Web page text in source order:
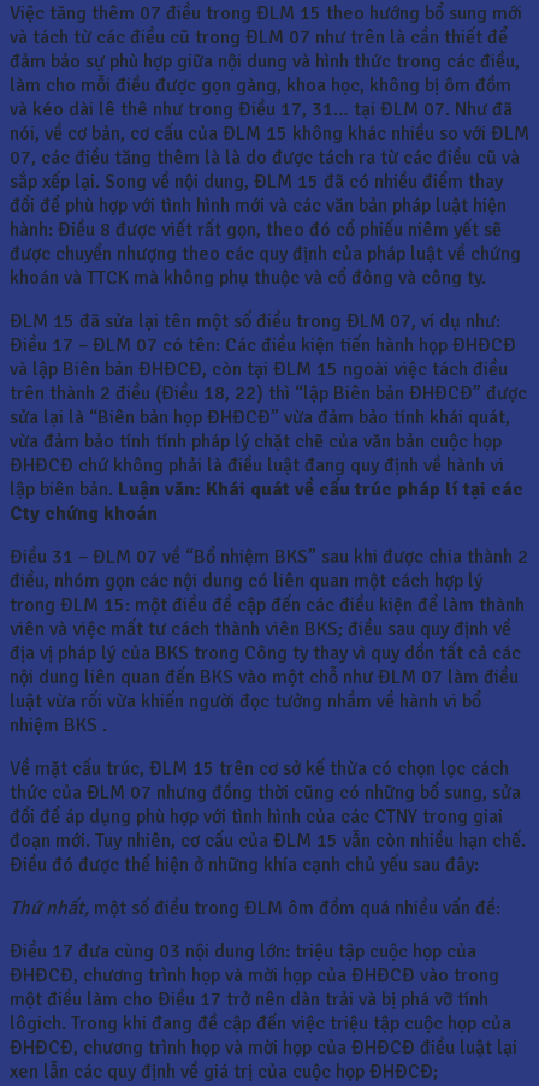
Việc tăng thêm 07 điều trong ĐLM 15 theo hướng bổ sung mới
và tách từ các điều cũ trong ĐLM 07 như trên là cần thiết để
đảm bảo sự phù hợp giữa nội dung và hình thức trong các điều,
làm cho mỗi điều được gọn gàng, khoa học, không bị ôm đồm
và kéo dài lê thê như trong Điều 17, 31… tại ĐLM 07. Như đã
nói, về cơ bản, cơ cấu của ĐLM 15 không khác nhiều so với ĐLM
07, các điều tăng thêm là là do được tách ra từ các điều cũ và
sắp xếp lại. Song về nội dung, ĐLM 15 đã có nhiều điểm thay
đổi để phù hợp với tình hình mới và các văn bản pháp luật hiện
hành: Điều 8 được viết rất gọn, theo đó cổ phiếu niêm yết sẽ
được chuyển nhượng theo các quy định của pháp luật về chứng
khoán và TTCK mà không phụ thuộc và cổ đông và công ty.
ĐLM 15 đã sửa lại tên một số điều trong ĐLM 07, ví dụ như:
Điều 17 – ĐLM 07 có tên: Các điều kiện tiến hành họp ĐHĐCĐ
và lập Biên bản ĐHĐCĐ, còn tại ĐLM 15 ngoài việc tách điều
trên thành 2 điều (Điều 18, 22) thì “lập Biên bản ĐHĐCĐ” được
sửa lại là “Biên bản họp ĐHĐCĐ” vừa đảm bảo tính khái quát,
vừa đảm bảo tính tính pháp lý chặt chẽ của văn bản cuộc họp
ĐHĐCĐ chứ không phải là điều luật đang quy định về hành vi
lập biên bản. Luận văn: Khái quát về cấu trúc pháp lí tại các
Cty chứng khoán
Điều 31 – ĐLM 07 về “Bổ nhiệm BKS” sau khi được chia thành 2
điều, nhóm gọn các nội dung có liên quan một cách hợp lý
trong ĐLM 15: một điều đề cập đến các điều kiện để làm thành
viên và việc mất tư cách thành viên BKS; điều sau quy định về
địa vị pháp lý của BKS trong Công ty thay vì quy dồn tất cả các
nội dung liên quan đến BKS vào một chỗ như ĐLM 07 làm điều
luật vừa rối vừa khiến người đọc tưởng nhầm về hành vi bổ
nhiệm BKS .
Về mặt cấu trúc, ĐLM 15 trên cơ sở kế thừa có chọn lọc cách
thức của ĐLM 07 nhưng đồng thời cũng có những bổ sung, sửa
đổi để áp dụng phù hợp với tình hình của các CTNY trong giai
đoạn mới. Tuy nhiên, cơ cấu của ĐLM 15 vẫn còn nhiều hạn chế.
Điều đó được thể hiện ở những khía cạnh chủ yếu sau đây:
Thứ nhất, một số điều trong ĐLM ôm đồm quá nhiều vấn đề:
Điều 17 đưa cùng 03 nội dung lớn: triệu tập cuộc họp của
ĐHĐCĐ, chương trình họp và mời họp của ĐHĐCĐ vào trong
một điều làm cho Điều 17 trở nên dàn trải và bị phá vỡ tính
lôgich. Trong khi đang đề cập đến việc triệu tập cuộc họp của
ĐHĐCĐ, chương trình họp và mời họp của ĐHĐCĐ điều luật lại
xen lẫn các quy định về giá trị của cuộc họp ĐHĐCĐ;